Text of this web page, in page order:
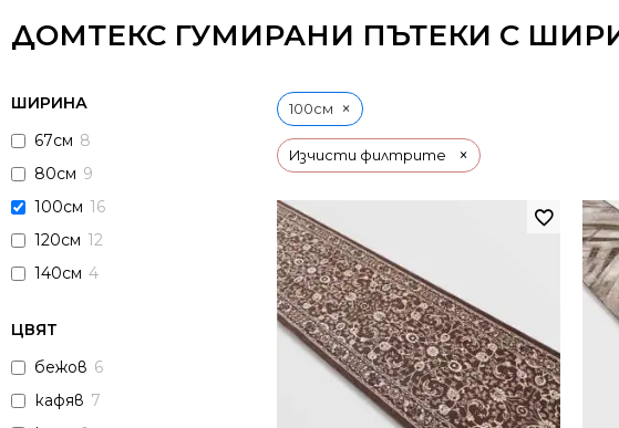
ДОМТЕКС ГУМИРАНИ ПЪТЕКИ С
ШИРИНА
67см 8
80см 9
100см 16
120см 12
140см 4
ЦВЯТ
бежов 6
кафяв 7
Изчисти филтрите ×
100см ×